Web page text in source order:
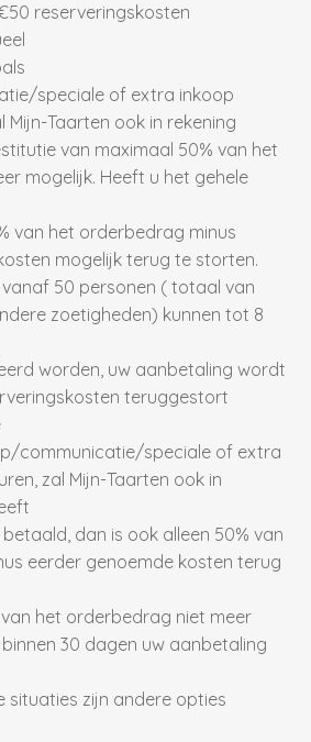
reserveringskosten
speciale of extra inkoop
Mijn-Taarten ook in rekening
van maximaal 50% van het
mogelijk. Heeft u het gehele
van het orderbedrag minus
mogelijk terug te storten.
50 personen ( totaal van
zoetigheden) kunnen tot 8
worden, uw aanbetaling wordt
teruggestort
communicatie/speciale of extra
zal Mijn-Taarten ook in
dan is ook alleen 50% van
eerder genoemde kosten terug
het orderbedrag niet meer
30 dagen uw aanbetaling
situaties zijn andere opties